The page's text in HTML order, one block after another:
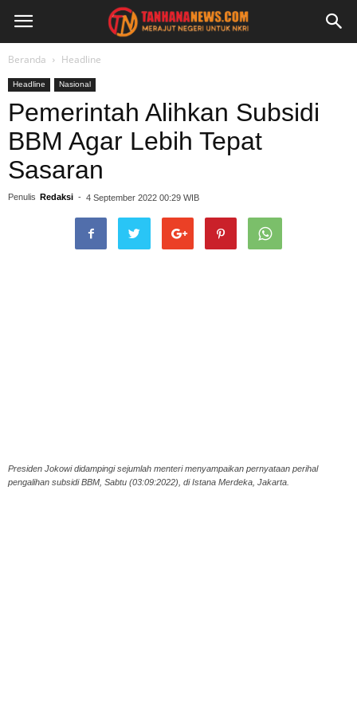
Beranda Headline
Headline Nasional
Pemerintah Alihkan Subsidi
BBM Agar Lebih Tepat
Sasaran
Penulis Redaksi - 4 September 2022 00:29 WIB
Presiden Jokowi didampingi sejumlah menteri menyampaikan pernyataan perihal
pengalihan subsidi BBM, Sabtu (03:09:2022), di Istana Merdeka, Jakarta.